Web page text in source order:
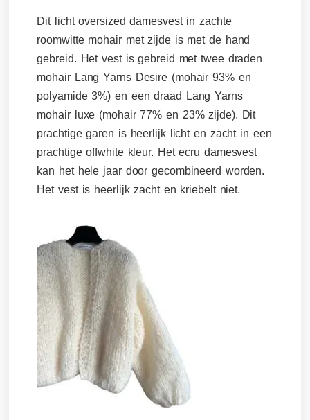
Dit licht oversized damesvest in zachte
roomwitte mohair met zijde is met de hand
gebreid. Het vest is gebreid met twee draden
mohair Lang Yarns Desire (mohair 93% en
polyamide 3%) en een draad Lang Yarns
mohair luxe (mohair 77% en 23% zijde). Dit
prachtige garen is heerlijk licht en zacht in een
prachtige offwhite kleur. Het ecru damesvest
kan het hele jaar door gecombineerd worden.
Het vest is heerlijk zacht en kriebelt niet.